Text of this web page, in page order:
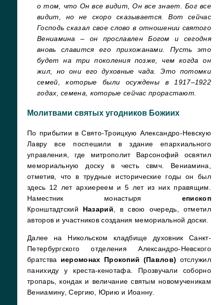
о том, что Он все видит, Он все знает. Бог все
видит, но не скоро сказывается. Вот сейчас
Господь сказал свое слово в отношении святого
Вениамина – он прославлен Богом и сегодня
вновь славится его прихожанами. Пусть это
будет на три поколения позже, чем когда он
жил, но они его духовные чада. Это потомки
семей, которые были осуждены в 1917–1922
годах, семена, которые сейчас прорастают.
Молитвами святых угодников Божиих
По прибытии в Свято-Троицкую Александро-Невскую
Лавру все поспешили в здание епархиального
управления, где митрополит Варсонофий освятил
мемориальную доску в честь свмч. Вениамина,
отметив, что в трудные исторические годы он был
здесь 12 лет архиереем и 5 лет из них правящим.
Наместник монастыря епископ
Кронштадтский Назарий , в свою очередь, отметил
авторов и участников создания мемориальной доски.
Далее на Никольском кладбище духовник Санкт-
Петербургского отделения Александро-Невского
братства иеромонах Прокопий (Павлов) отслужил
панихиду у креста-кенотафа. Прозвучали соборно
тропарь, кондак и величание святым новомученикам
Вениамину, Сергию, Юрию и Иоанну.